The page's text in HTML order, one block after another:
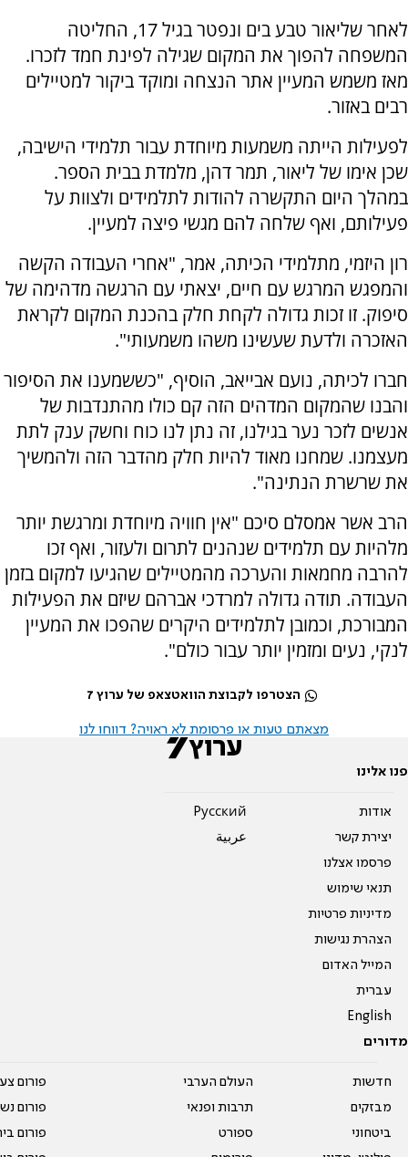
לאחר שליאור טבע בים ונפטר בגיל 17, החליטה
המשפחה להפוך את המקום שגילה לפינת חמד לזכרו.
מאז משמש המעיין אתר הנצחה ומוקד ביקור למטיילים
רבים באזור.
לפעילות הייתה משמעות מיוחדת עבור תלמידי הישיבה,
שכן אימו של ליאור, תמר דהן, מלמדת בבית הספר.
במהלך היום התקשרה להודות לתלמידים ולצוות על
פעילותם, ואף שלחה להם מגשי פיצה למעיין.
רון היזמי, מתלמידי הכיתה, אמר, "אחרי העבודה הקשה
והמפגש המרגש עם חיים, יצאתי עם הרגשה מדהימה של
סיפוק. זו זכות גדולה לקחת חלק בהכנת המקום לקראת
האזכרה ולדעת שעשינו משהו משמעותי".
חברו לכיתה, נועם אבייאב, הוסיף, "כששמענו את הסיפור
והבנו שהמקום המדהים הזה קם כולו מהתנדבות של
אנשים לזכר נער בגילנו, זה נתן לנו כוח וחשק ענק לתת
מעצמנו. שמחנו מאוד להיות חלק מהדבר הזה ולהמשיך
את שרשרת הנתינה".
הרב אשר אמסלם סיכם "אין חוויה מיוחדת ומרגשת יותר
מלהיות עם תלמידים שנהנים לתרום ולעזור, ואף זכו
להרבה מחמאות והערכה מהמטיילים שהגיעו למקום בזמן
העבודה. תודה גדולה למרדכי אברהם שיזם את הפעילות
המבורכת, וכמובן לתלמידים היקרים שהפכו את המעיין
לנקי, נעים ומזמין יותר עבור כולם".
הצטרפו לקבוצת הוואטצאפ של ערוץ 7
מצאתם טעות או פרסומת לא ראויה? דווחו לנו
פנו אלינו
אודות
יצירת קשר
פרסמו אצלנו
תנאי שימוש
מדיניות פרטיות
הצהרת נגישות
המייל האדום
עברית
English
Pусский
عربية
מדורים
חדשות
מבזקים
ביטחוני
העולם הערבי
תרבות ופנאי
ספורט
פורום
פורום
פורום